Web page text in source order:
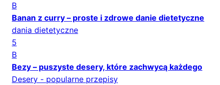
B
Banan z curry – proste i zdrowe danie dietetyczne
dania dietetyczne
5
B
Bezy – puszyste desery, które zachwycą każdego
Desery - popularne przepisy